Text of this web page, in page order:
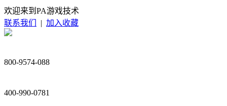
欢迎来到PA游戏技术
联系我们
| 加入收藏
800-9574-088
400-990-0781